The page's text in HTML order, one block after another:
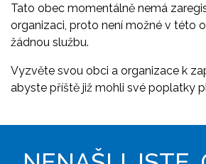
Tato obec momentálně nemá
organizaci, proto není možné v této
žádnou službu.
Vyzvěte svou obci a organizace k
abyste příště již mohli své poplatky